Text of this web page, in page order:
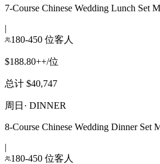
7-Course Chinese Wedding Lunch Set
|
180-450 位客人
$188.80++/位
总计 $40,747
周日 · DINNER
8-Course Chinese Wedding Dinner Set
|
180-450 位客人